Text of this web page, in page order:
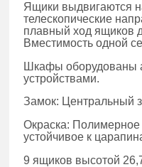
Ящики выдвигаются
телескопические
плавный ход ящиков
Вместимость одной
Шкафы оборудованы
устройствами.
Замок: Центральный
Окраска:
устойчивое к
9 ящиков высотой